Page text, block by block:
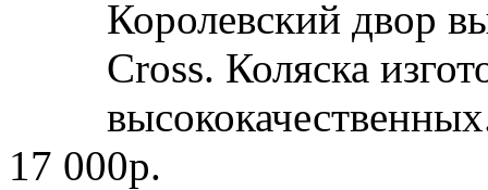
Королевский двор
Cross. Коляска
17 000р.